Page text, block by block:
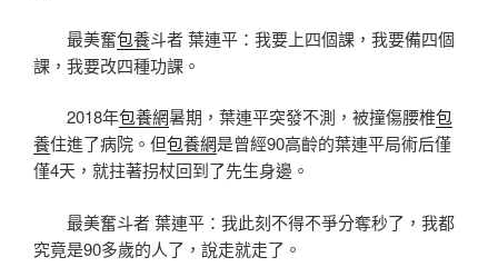
最美奮包養斗者 葉連平：我要上四個課，我要備四個
課，我要改四種功課。
2018年包養網暑期，葉連平突發不測，被撞傷腰椎包
養住進了病院。但包養網是曾經90高齡的葉連平局術后僅
僅4天，就拄著拐杖回到了先生身邊。
最美奮斗者 葉連平：我此刻不得不爭分奪秒了，我都
究竟是90多歲的人了，說走就走了。